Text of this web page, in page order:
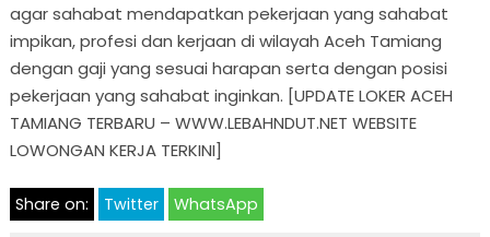
agar sahabat mendapatkan pekerjaan yang sahabat
impikan, profesi dan kerjaan di wilayah Aceh Tamiang
dengan gaji yang sesuai harapan serta dengan posisi
pekerjaan yang sahabat inginkan. [UPDATE LOKER ACEH
TAMIANG TERBARU – WWW.LEBAHNDUT.NET WEBSITE
LOWONGAN KERJA TERKINI]
Share on: Twitter WhatsApp